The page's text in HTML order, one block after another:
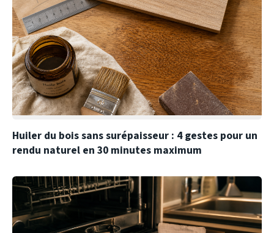
Huiler du bois sans surépaisseur : 4 gestes pour un
rendu naturel en 30 minutes maximum